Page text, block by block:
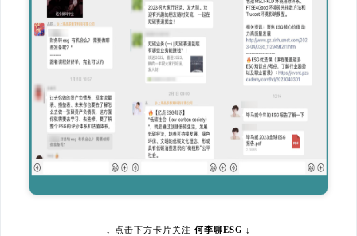
↓ 点击下方卡片关注 何李聊ESG ↓